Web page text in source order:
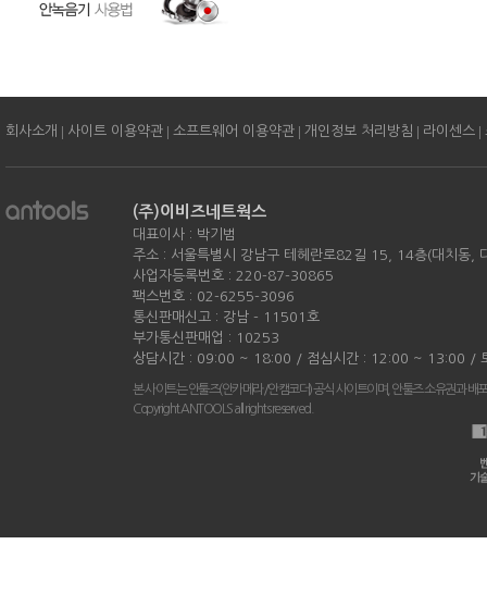
회사소개 | 사이트 이용약관 | 소프트웨어 이용약관 | 개인정보 처리방침 | 라이센스 |
(주)이비즈네트웍스
대표이사 : 박기범
주소 : 서울특별시 강남구 테헤란로82길 15, 14층(대치동,
사업자등록번호 : 220-87-30865
팩스번호 : 02-6255-3096
통신판매신고 : 강남 - 11501호
부가통신판매업 : 10253
상담시간 : 09:00 ~ 18:00 / 점심시간 : 12:00 ~ 13:00 /
본 사이트는 안툴즈(안카메라/안캠코더) 공식 사이트이며, 안툴즈 소유권과 배
Copyright ANTOOLS all rights reserved.